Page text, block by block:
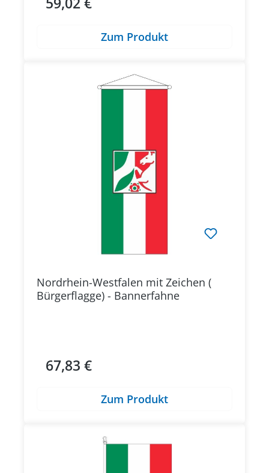
Regulärer Preis:
Zum Produkt
Nordrhein-Westfalen mit Zeichen (
Bürgerflagge) - Bannerfahne
Regulärer Preis:
67,83 €
Zum Produkt